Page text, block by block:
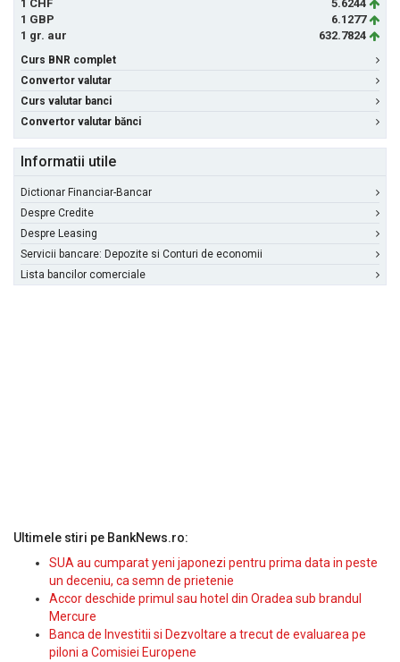
1 CHF
5.6244
1 GBP
6.1277
1 gr. aur
632.7824
Curs BNR complet
Convertor valutar
Curs valutar banci
Convertor valutar bănci
Informatii utile
Dictionar Financiar-Bancar
Despre Credite
Despre Leasing
Servicii bancare: Depozite si Conturi de economii
Lista bancilor comerciale
Ultimele stiri pe BankNews.ro:
SUA au cumparat yeni japonezi pentru prima data in peste
un deceniu, ca semn de prietenie
Accor deschide primul sau hotel din Oradea sub brandul
Mercure
Banca de Investitii si Dezvoltare a trecut de evaluarea pe
piloni a Comisiei Europene